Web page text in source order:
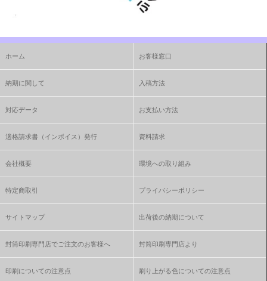
ホーム お客様窓口
納期に関して 入稿方法
対応データ お支払い方法
適格請求書（インボイス）発行 資料請求
会社概要 環境への取り組み
特定商取引 プライバシーポリシー
サイトマップ 出荷後の納期について
封筒印刷専門店でご注文のお客様へ 封筒印刷専門店より
印刷についての注意点 刷り上がる色についての注意点